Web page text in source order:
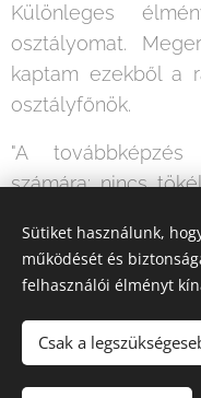
Különleges
osztályomat.
kaptam ezekből a
osztályfőnök.
"A
számára: nincs
egymást
tantestületi képzés
© 2020. "Szülők és
Sütiket használunk,
működését és
felhasználói élményt
Csak a